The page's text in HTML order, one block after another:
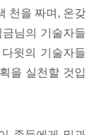
천을 짜며, 온갖
금님의 기술자들
윗의 기술자들
을 실천할 것입